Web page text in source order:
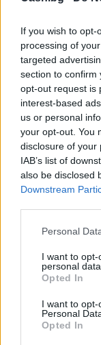
If you wish to
processing of
targeted
section to confirm
opt-out request is
interest-based
us or personal
your opt-out. You
disclosure of your
IAB’s list of
also be disclosed
Downstream
Personal
I want to
personal data.
Opted In
I want to
Personal
Opted In
Русия
продукти
07.08.2026 / 17:05